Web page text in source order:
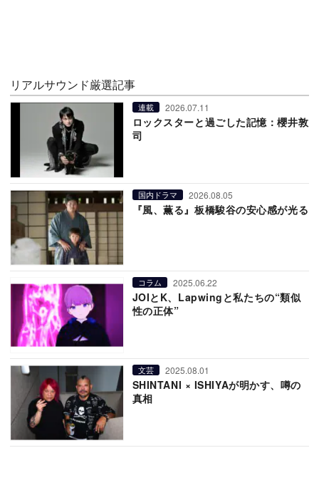
リアルサウンド厳選記事
連載 2026.07.11
ロックスターと過ごした記憶：櫻井敦
司
国内ドラマ 2026.08.05
『風、薫る』板橋駿谷の安心感が光る
コラム 2025.06.22
JOIとK、Lapwingと私たちの“類似
性の正体”
文芸 2025.08.01
SHINTANI × ISHIYAが明かす、噂の
真相